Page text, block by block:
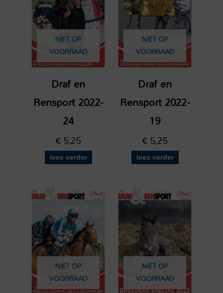
NIET OP
VOORRAAD
Draf en
Rensport 2022-
24
€5,25
lees verder
NIET OP
VOORRAAD
Draf en
Rensport 2022-
19
€5,25
lees verder
NIET OP
VOORRAAD
NIET OP
VOORRAAD